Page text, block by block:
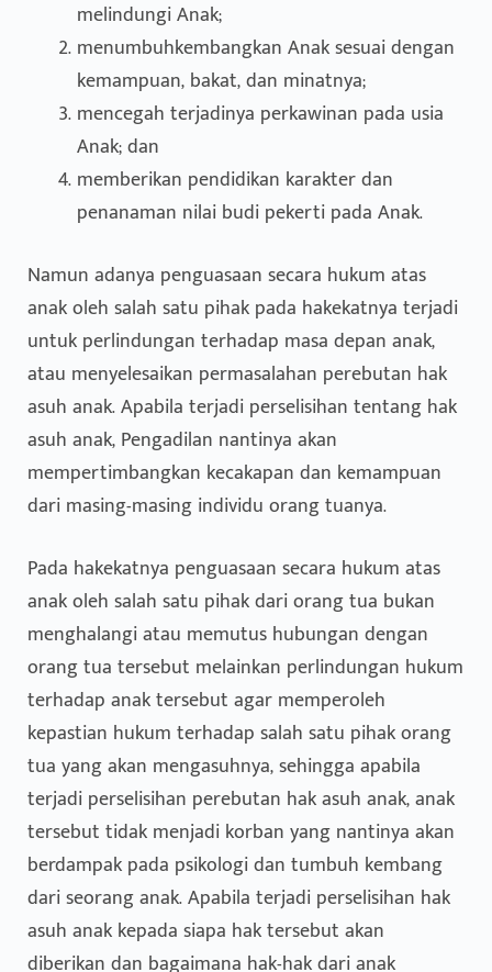
melindungi Anak;
menumbuhkembangkan Anak sesuai dengan
kemampuan, bakat, dan minatnya;
mencegah terjadinya perkawinan pada usia
Anak; dan
memberikan pendidikan karakter dan
penanaman nilai budi pekerti pada Anak.
Namun adanya penguasaan secara hukum atas
anak oleh salah satu pihak pada hakekatnya terjadi
untuk perlindungan terhadap masa depan anak,
atau menyelesaikan permasalahan perebutan hak
asuh anak. Apabila terjadi perselisihan tentang hak
asuh anak, Pengadilan nantinya akan
mempertimbangkan kecakapan dan kemampuan
dari masing-masing individu orang tuanya.
Pada hakekatnya penguasaan secara hukum atas
anak oleh salah satu pihak dari orang tua bukan
menghalangi atau memutus hubungan dengan
orang tua tersebut melainkan perlindungan hukum
terhadap anak tersebut agar memperoleh
kepastian hukum terhadap salah satu pihak orang
tua yang akan mengasuhnya, sehingga apabila
terjadi perselisihan perebutan hak asuh anak, anak
tersebut tidak menjadi korban yang nantinya akan
berdampak pada psikologi dan tumbuh kembang
dari seorang anak. Apabila terjadi perselisihan hak
asuh anak kepada siapa hak tersebut akan
diberikan dan bagaimana hak-hak dari anak